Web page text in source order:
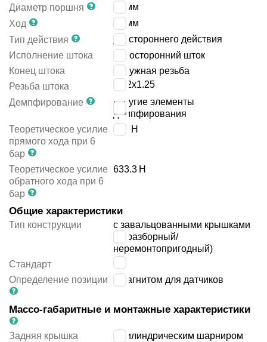
Диаметр поршня
мм
Ход
мм
Тип действия
двустороннего действия
Исполнение штока
односторонний шток
Конец штока
наружная резьба
Резьба штока
M12x1.25
Демпфирование
упругие элементы
демпфирования
Теоретическое усилие
прямого хода при 6
бар
753 Н
Теоретическое усилие
обратного хода при 6
бар
633.3 Н
Общие характеристики
Тип конструкции
с завальцованными крышками
(неразборный/
неремонтопригодный)
Стандарт
Определение позиции
с магнитом для датчиков
Массо-габаритные и монтажные характеристики
Задняя крышка с цилиндрическим шарниром